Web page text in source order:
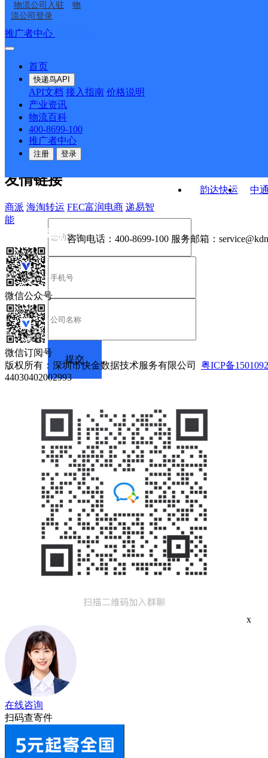
物流公司入驻
物
流公司登录
推广者中心
首页
快递鸟API
API文档 接入指南 价格说明
产业资讯
物流百科
400-8699-100
推广者中心
注册 登录
吉首市峒河街道合作点
韵达快运
中
接口API
API接口 DEMO下载
关于我们
公司介绍 企业动态
合作伙伴 快递鸟接口服务协议
户隐私政策
友情链接
商派 海淘转运 FEC富润电商 递易智
能
咨询电话： 400-8699-100 服务邮箱：
微信公众号
微信订阅号
版权所有：深圳市快金数据技术服务有限公司 粤ICP备
44030402002993
x
在线咨询
扫码查寄件